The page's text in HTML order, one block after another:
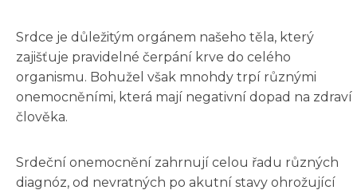
Srdce je důležitým orgánem našeho těla, který
zajišťuje pravidelné čerpání krve do celého
organismu. Bohužel však mnohdy trpí různými
onemocněními, která mají negativní dopad na zdraví
člověka.
Srdeční onemocnění zahrnují celou řadu různých
diagnóz, od nevratných po akutní stavy ohrožující